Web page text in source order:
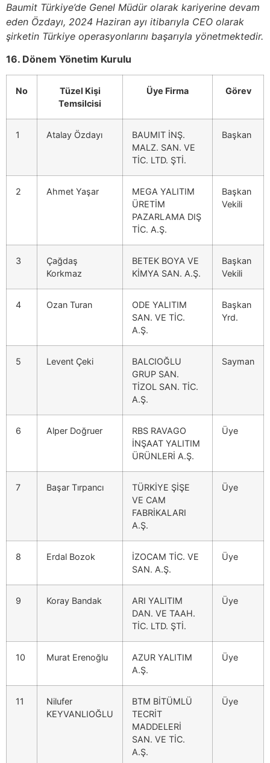
Baumit Türkiye’de Genel Müdür olarak kariyerine devam
eden Özdayı, 2024 Haziran ayı itibarıyla CEO olarak
şirketin Türkiye operasyonlarını başarıyla yönetmektedir.
16. Dönem Yönetim Kurulu
No
Tüzel Kişi
Temsilcisi
Üye Firma Görev
1 Atalay Özdayı
BAUMIT İNŞ.
MALZ. SAN. VE
TİC. LTD. ŞTİ.
Başkan
2 Ahmet Yaşar
MEGA YALITIM
ÜRETİM
PAZARLAMA DIŞ
TİC. A.Ş.
Başkan
Vekili
3
Çağdaş
Korkmaz
BETEK BOYA VE
KİMYA SAN. A.Ş.
Başkan
Vekili
4 Ozan Turan
ODE YALITIM
SAN. VE TİC.
A.Ş.
Başkan
Yrd.
5 Levent Çeki
BALCIOĞLU
GRUP SAN.
TİZOL SAN. TİC.
A.Ş.
Sayman
6 Alper Doğruer
RBS RAVAGO
İNŞAAT YALITIM
ÜRÜNLERİ A.Ş.
Üye
7 Başar Tırpancı
TÜRKİYE ŞİŞE
VE CAM
FABRİKALARI
A.Ş.
Üye
8 Erdal Bozok
İZOCAM TİC. VE
SAN. A.Ş.
Üye
9 Koray Bandak
ARI YALITIM
DAN. VE TAAH.
TİC. LTD. ŞTİ.
Üye
10 Murat Erenoğlu
AZUR YALITIM
A.Ş.
Üye
11
Nilufer
KEYVANLIOĞLU
BTM BİTÜMLÜ
TECRİT
MADDELERİ
SAN. VE TİC.
A.Ş.
Üye